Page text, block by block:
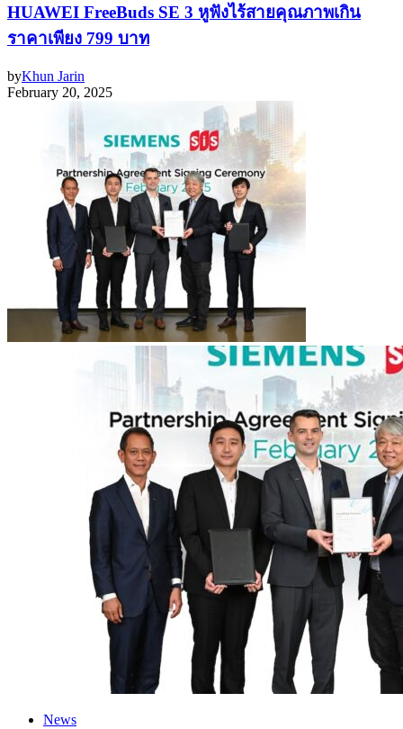
HUAWEI FreeBuds SE 3 หูฟังไร้สายคุณภาพเกิน
ราคาเพียง 799 บาท
byKhun Jarin
February 20, 2025
News